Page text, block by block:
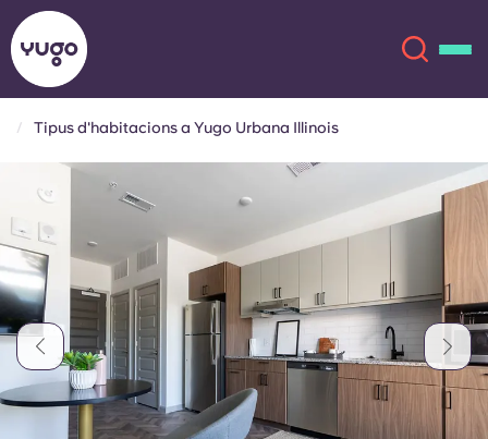
Sobre
Ubicacions
Més Chinese Español
Català Deutsch
Italian
Tipus d'habitacions a Yugo Urbana Illinois